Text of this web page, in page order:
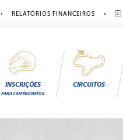
• RELATÓRIOS FINANCEIROS •
INSCRIÇÕES
PARA CAMPEONATOS
CIRCUITOS